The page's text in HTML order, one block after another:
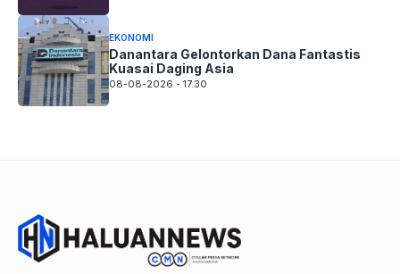
EKONOMI
Danantara Gelontorkan Dana Fantastis
Kuasai Daging Asia
08-08-2026 - 17.30